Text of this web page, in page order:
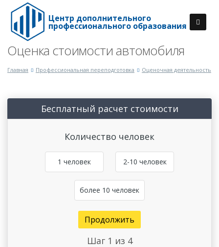
Центр дополнительного
профессионального образования
Оценка стоимости автомобиля
Главная Профессиональная переподготовка Оценочная деятельность
Бесплатный расчет стоимости
Количество человек
1 человек 2-10 человек
более 10 человек
Продолжить
Шаг 1 из 4